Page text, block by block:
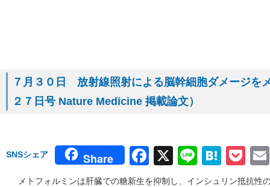
７月３０日 放射線照射による脳幹細胞ダメージを
２７日号 Nature Medicine 掲載論文）
SNSシェア Share Facebook
X Line
メトフォルミンは肝臓での糖新生を抑制し、インシュリン抵抗性